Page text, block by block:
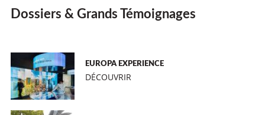
Dossiers & Grands Témoignages
EUROPA EXPERIENCE
DÉCOUVRIR